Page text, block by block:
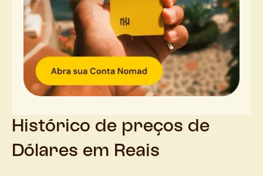
Histórico de preços de
Dólares em Reais